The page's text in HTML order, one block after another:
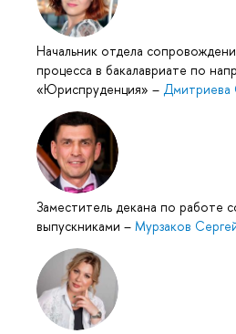
Начальник отдела
процесса в бакалавриате по
«Юриспруденция» – Дмитриева
Заместитель декана по работе
выпускниками – Мурзаков